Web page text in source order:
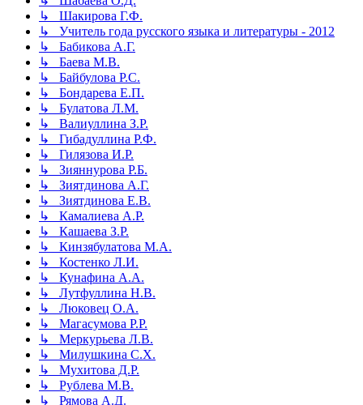
↳ Шакирова Г.Ф.
↳ Учитель года русского языка и литературы - 2012
↳ Бабикова А.Г.
↳ Баева М.В.
↳ Байбулова Р.С.
↳ Бондарева Е.П.
↳ Булатова Л.М.
↳ Валиуллина З.Р.
↳ Гибадуллина Р.Ф.
↳ Гилязова И.Р.
↳ Зияннурова Р.Б.
↳ Зиятдинова А.Г.
↳ Зиятдинова Е.В.
↳ Камалиева А.Р.
↳ Кашаева З.Р.
↳ Кинзябулатова М.А.
↳ Костенко Л.И.
↳ Кунафина А.А.
↳ Лутфуллина Н.В.
↳ Люковец О.А.
↳ Магасумова Р.Р.
↳ Меркурьева Л.В.
↳ Милушкина С.Х.
↳ Мухитова Д.Р.
↳ Рублева М.В.
↳ Рямова А.Д.